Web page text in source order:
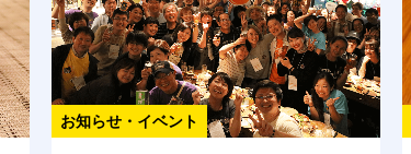
お知らせ・イベント